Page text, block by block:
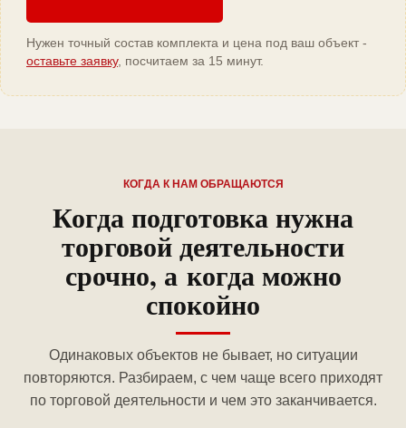
Нужен точный состав комплекта и цена под ваш объект -
оставьте заявку, посчитаем за 15 минут.
КОГДА К НАМ ОБРАЩАЮТСЯ
Когда подготовка нужна
торговой деятельности
срочно, а когда можно
спокойно
Одинаковых объектов не бывает, но ситуации
повторяются. Разбираем, с чем чаще всего приходят
по торговой деятельности и чем это заканчивается.